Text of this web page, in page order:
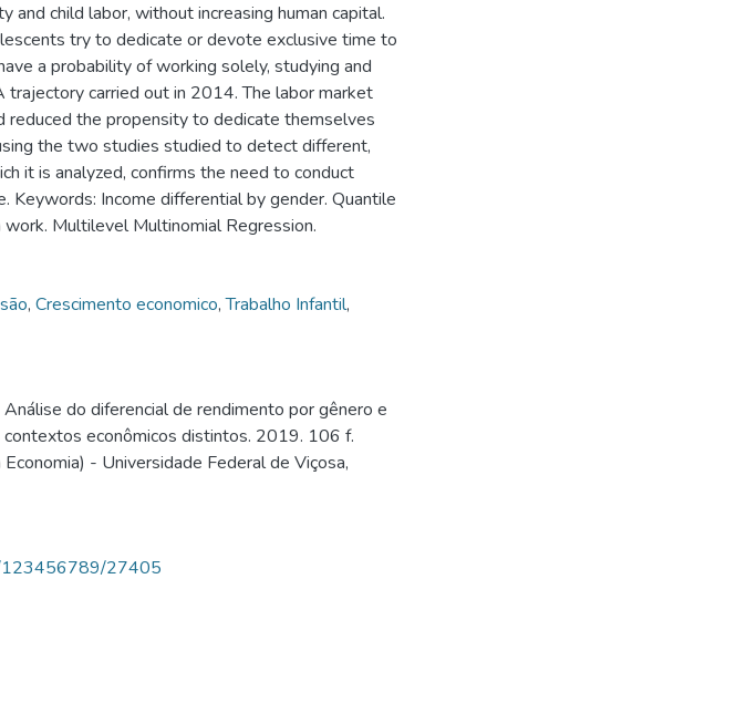
and child labor, without increasing human capital.
try to dedicate or devote exclusive time to
a probability of working solely, studying and
trajectory carried out in 2014. The labor market
reduced the propensity to dedicate themselves
the two studies studied to detect different,
it is analyzed, confirms the need to conduct
Keywords: Income differential by gender. Quantile
work. Multilevel Multinomial Regression.
, Crescimento economico,Trabalho Infantil,
Análise do diferencial de rendimento por gênero e
econômicos distintos. 2019. 106 f.
- Universidade Federal de Viçosa,
123456789/27405